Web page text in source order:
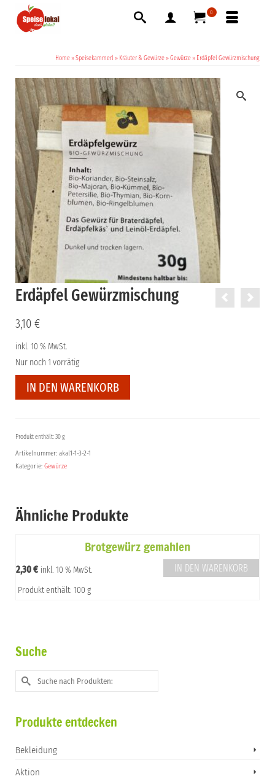
0
Home »Speisekammerl » Kräuter & Gewürze »Gewürze » Erdäpfel Gewürzmischung
Erdäpfel Gewürzmischung
3,10 €
inkl. 10 % MwSt.
Nur noch 1 vorrätig
Erdäpfel
Gewürzmischung
IN DEN WARENKORB
Produkt enthält: 30 g
Artikelnummer: akal1-1-3-2-1
Kategorie: Gewürze
Ähnliche Produkte
Brotgewürz gemahlen
2,30€ inkl. 10 % MwSt.
Produkt enthält: 100 g
IN DEN WARENKORB
Suche
Suche
nach:
Produkte entdecken
Bekleidung
Aktion